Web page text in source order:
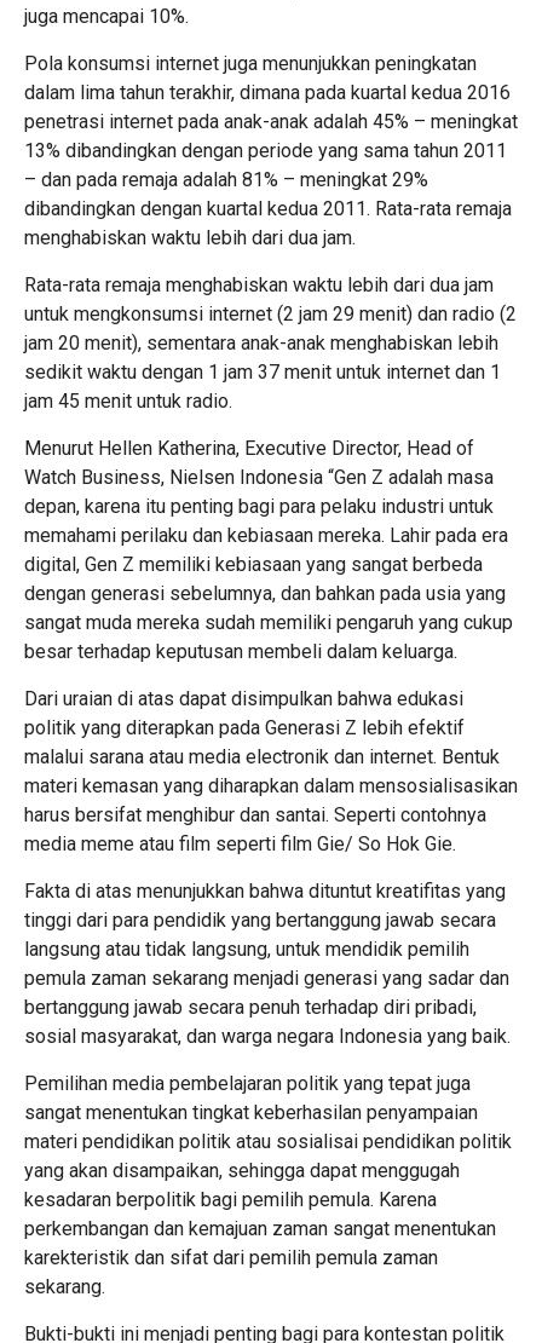
juga mencapai 10%.
Pola konsumsi internet juga menunjukkan peningkatan
dalam lima tahun terakhir, dimana pada kuartal kedua 2016
penetrasi internet pada anak-anak adalah 45% – meningkat
13% dibandingkan dengan periode yang sama tahun 2011
– dan pada remaja adalah 81% – meningkat 29%
dibandingkan dengan kuartal kedua 2011. Rata-rata remaja
menghabiskan waktu lebih dari dua jam.
Rata-rata remaja menghabiskan waktu lebih dari dua jam
untuk mengkonsumsi internet (2 jam 29 menit) dan radio (2
jam 20 menit), sementara anak-anak menghabiskan lebih
sedikit waktu dengan 1 jam 37 menit untuk internet dan 1
jam 45 menit untuk radio.
Menurut Hellen Katherina, Executive Director, Head of
Watch Business, Nielsen Indonesia “Gen Z adalah masa
depan, karena itu penting bagi para pelaku industri untuk
memahami perilaku dan kebiasaan mereka. Lahir pada era
digital, Gen Z memiliki kebiasaan yang sangat berbeda
dengan generasi sebelumnya, dan bahkan pada usia yang
sangat muda mereka sudah memiliki pengaruh yang cukup
besar terhadap keputusan membeli dalam keluarga.
Dari uraian di atas dapat disimpulkan bahwa edukasi
politik yang diterapkan pada Generasi Z lebih efektif
malalui sarana atau media electronik dan internet. Bentuk
materi kemasan yang diharapkan dalam mensosialisasikan
harus bersifat menghibur dan santai. Seperti contohnya
media meme atau film seperti film Gie/ So Hok Gie.
Fakta di atas menunjukkan bahwa dituntut kreatifitas yang
tinggi dari para pendidik yang bertanggung jawab secara
langsung atau tidak langsung, untuk mendidik pemilih
pemula zaman sekarang menjadi generasi yang sadar dan
bertanggung jawab secara penuh terhadap diri pribadi,
sosial masyarakat, dan warga negara Indonesia yang baik.
Pemilihan media pembelajaran politik yang tepat juga
sangat menentukan tingkat keberhasilan penyampaian
materi pendidikan politik atau sosialisai pendidikan politik
yang akan disampaikan, sehingga dapat menggugah
kesadaran berpolitik bagi pemilih pemula. Karena
perkembangan dan kemajuan zaman sangat menentukan
karekteristik dan sifat dari pemilih pemula zaman
sekarang.
Bukti-bukti ini menjadi penting bagi para kontestan politik